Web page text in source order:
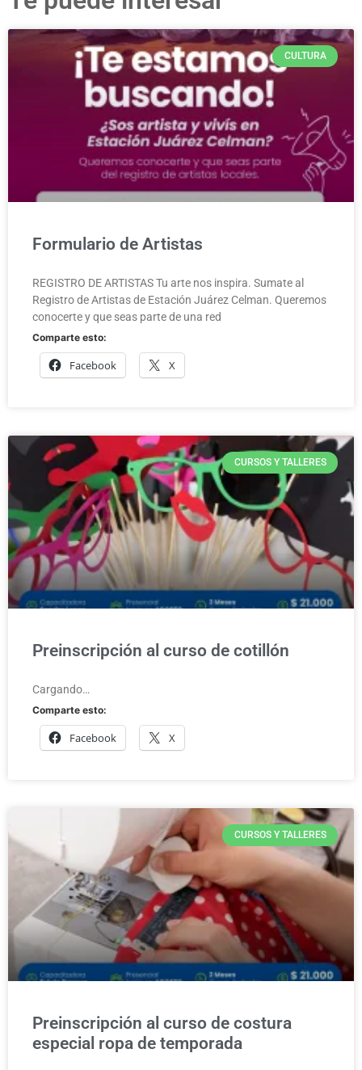
CULTURA
Formulario de Artistas
REGISTRO DE ARTISTAS Tu arte nos inspira. Sumate al
Registro de Artistas de Estación Juárez Celman. Queremos
conocerte y que seas parte de una red
Comparte esto:
Facebook X
CURSOS Y TALLERES
Preinscripción al curso de cotillón
Cargando…
Comparte esto:
Facebook X
CURSOS Y TALLERES
Preinscripción al curso de costura
especial ropa de temporada